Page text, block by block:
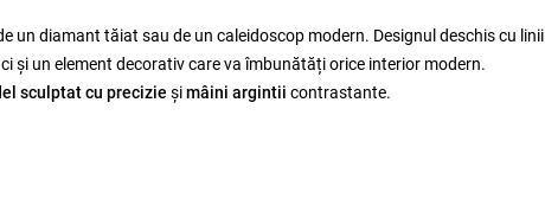
un diamant tăiat sau de un caleidoscop modern. Designul deschis cu linii
și un element decorativ care va îmbunătăți orice interior modern.
sculptat cu precizie șimâini argintii contrastante.